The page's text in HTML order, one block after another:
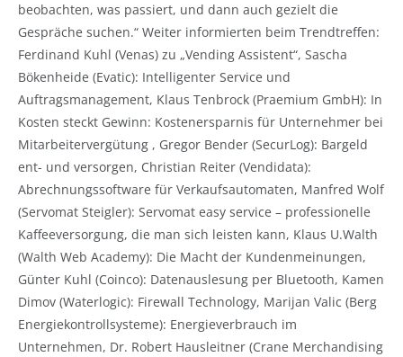
beobachten, was passiert, und dann auch gezielt die
Gespräche suchen.“ Weiter informierten beim Trendtreffen:
Ferdinand Kuhl (Venas) zu „Vending Assistent“, Sascha
Bökenheide (Evatic): Intelligenter Service und
Auftragsmanagement, Klaus Tenbrock (Praemium GmbH): In
Kosten steckt Gewinn: Kostenersparnis für Unternehmer bei
Mitarbeitervergütung , Gregor Bender (SecurLog): Bargeld
ent- und versorgen, Christian Reiter (Vendidata):
Abrechnungssoftware für Verkaufsautomaten, Manfred Wolf
(Servomat Steigler): Servomat easy service – professionelle
Kaffeeversorgung, die man sich leisten kann, Klaus U.Walth
(Walth Web Academy): Die Macht der Kundenmeinungen,
Günter Kuhl (Coinco): Datenauslesung per Bluetooth, Kamen
Dimov (Waterlogic): Firewall Technology, Marijan Valic (Berg
Energiekontrollsysteme): Energieverbrauch im
Unternehmen, Dr. Robert Hausleitner (Crane Merchandising